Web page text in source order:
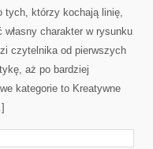
tych, którzy kochają linię,
charakter w rysunku
czytelnika od pierwszych
aż po bardziej
kategorie to Kreatywne